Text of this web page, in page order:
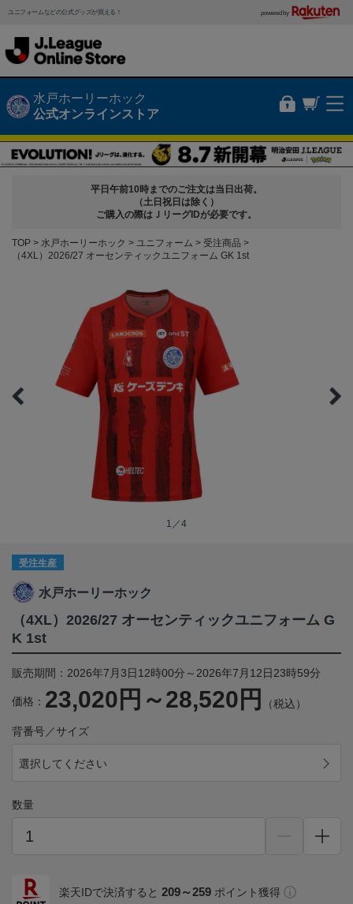
ユニフォームなどの公式グッズが買える！ powered by
水戸ホーリーホック
公式オンラインストア
平日午前10時までのご注文は当日出荷。
（土日祝日は除く）
ご購入の際はＪリーグIDが必要です。
TOP 水戸ホーリーホック ユニフォーム
受注商品
（4XL）2026/27 オーセンティックユニフォーム GK 1st
1／4
受注生産
水戸ホーリーホック
（4XL）2026/27 オーセンティックユニフォーム G
K 1st
販売期間：2026年7月3日12時00分～2026年7月12日23時59分
価格： 23,020円～28,520円 （税込）
背番号／サイズ
選択してください
数量
楽天IDで決済すると 209～259 ポイント獲得